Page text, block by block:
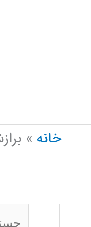
خانه